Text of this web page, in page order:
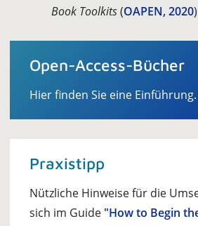
Book Toolkits(OAPEN, 2020
Open-Access-Bücher
Hier finden Sie eine Einführung.
Praxistipp
Nützliche Hinweise für die
sich im Guide "How to Begin